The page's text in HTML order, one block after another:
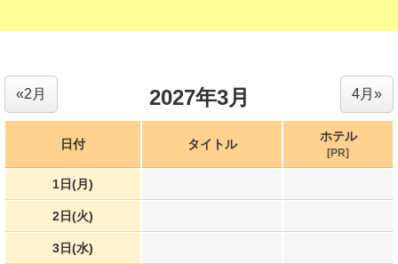
2027年3月 4月»
«2月
日付 タイトル
ホテル
[PR]
1日(月)
2日(火)
3日(水)